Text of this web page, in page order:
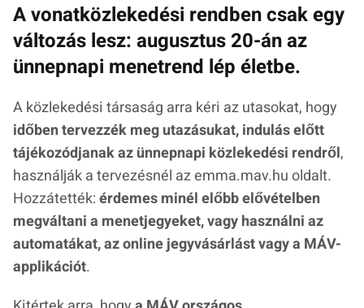
A vonatközlekedési rendben csak egy
változás lesz: augusztus 20-án az
ünnepnapi menetrend lép életbe.
A közlekedési társaság arra kéri az utasokat, hogy
időben tervezzék meg utazásukat, indulás előtt
tájékozódjanak az ünnepnapi közlekedési rendről,
használják a tervezésnél az emma.mav.hu oldalt.
Hozzátették:érdemes minél előbb elővételben
megváltani a menetjegyeket, vagy használni az
automatákat, az online jegyvásárlást vagy a MÁV-
applikációt.